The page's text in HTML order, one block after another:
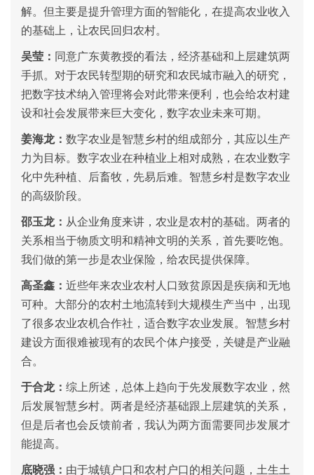
解。但主要是提升管理方面的智能化，在提高农业收入
的基础上，让农民回归农村。
吴莹： 同意广东黄教授的看法，经济基础和上层建筑两
手抓。对于农民转型期的研究和农民城市融入的研究，
把数字技术纳入管理将会对此带来便利，也会给农村建
设和社会发展带来巨大变化，数字农业未来可期。
姜海龙： 数字农业是智慧乡村的组成部分，其应以生产
力为目标。数字农业在种植业上相对成熟，在农业数字
化中先种植、后畜牧，先易后难。智慧乡村是数字农业
的高级阶段。
邵玉龙： 从企业角度来讲，农业是农村的基础。两者的
关系相当于物质文明和精神文明的关系，首先要吃饱。
我们做的第一步是农业保险，给农民提供保障。
高圣鑫： 近些年来农业农村人口致贫原因是疾病和无地
可种。大部分的农村土地流转到大规模生产当中，出现
了很多农业农机合作社，适合数字农业发展。智慧乡村
建设方面很难被现有的农民个体户接受，关键是产业融
合。
于合龙： 综上所述，总体上趋向于先发展数字农业，然
后发展智慧乡村。两者是经济基础跟上层建筑的关系，
但是后者也会反馈前者，我认为两方面需要同步发展才
能提高。
底晓强： 由于城镇户口和农村户口的相关问题，土生土